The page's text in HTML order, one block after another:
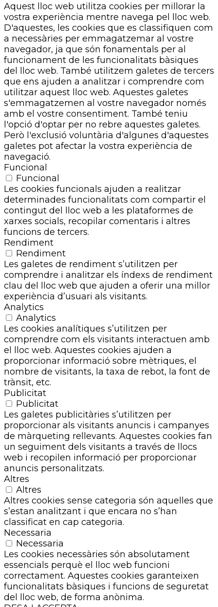
Aquest lloc web utilitza cookies per millorar la
vostra experiència mentre navega pel lloc web.
D'aquestes, les cookies que es classifiquen com
a necessàries per emmagatzemar al vostre
navegador, ja que són fonamentals per al
funcionament de les funcionalitats bàsiques
del lloc web. També utilitzem galetes de tercers
que ens ajuden a analitzar i comprendre com
utilitzar aquest lloc web. Aquestes galetes
s'emmagatzemen al vostre navegador només
amb el vostre consentiment. També teniu
l'opció d'optar per no rebre aquestes galetes.
Però l'exclusió voluntària d'algunes d'aquestes
galetes pot afectar la vostra experiència de
navegació.
Funcional
Funcional
Les cookies funcionals ajuden a realitzar
determinades funcionalitats com compartir el
contingut del lloc web a les plataformes de
xarxes socials, recopilar comentaris i altres
funcions de tercers.
Rendiment
Rendiment
Les galetes de rendiment s’utilitzen per
comprendre i analitzar els índexs de rendiment
clau del lloc web que ajuden a oferir una millor
experiència d’usuari als visitants.
Analytics
Analytics
Les cookies analítiques s’utilitzen per
comprendre com els visitants interactuen amb
el lloc web. Aquestes cookies ajuden a
proporcionar informació sobre mètriques, el
nombre de visitants, la taxa de rebot, la font de
trànsit, etc.
Publicitat
Publicitat
Les galetes publicitàries s’utilitzen per
proporcionar als visitants anuncis i campanyes
de màrqueting rellevants. Aquestes cookies fan
un seguiment dels visitants a través de llocs
web i recopilen informació per proporcionar
anuncis personalitzats.
Altres
Altres
Altres cookies sense categoria són aquelles que
s’estan analitzant i que encara no s’han
classificat en cap categoria.
Necessaria
Necessaria
Les cookies necessàries són absolutament
essencials perquè el lloc web funcioni
correctament. Aquestes cookies garanteixen
funcionalitats bàsiques i funcions de seguretat
del lloc web, de forma anònima.